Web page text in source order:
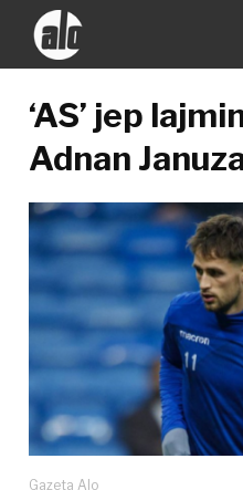
‘AS’ jep
Adnan
Gazeta Alo